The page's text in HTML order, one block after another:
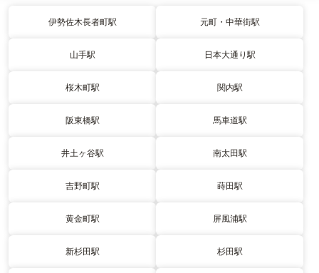
伊勢佐木長者町駅 元町・中華街駅
山手駅 日本大通り駅
桜木町駅 関内駅
阪東橋駅 馬車道駅
井土ヶ谷駅 南太田駅
吉野町駅 蒔田駅
黄金町駅 屏風浦駅
新杉田駅 杉田駅